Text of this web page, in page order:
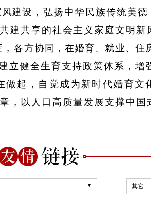
风建设， 弘扬中华民族传统美
共建共享的社会主义家庭文明新
，各方协同，在婚育、 就业、 住
立健全生育支持政策体系，增
起， 自觉成为新时代婚育文
，以 人口高质量发展支撑中国
其它